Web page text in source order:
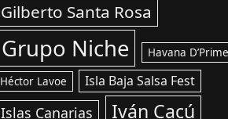
Gilberto Santa Rosa
Grupo Niche Havana
Héctor Lavoe Isla Baja Salsa Fest
Islas Canarias Iván Cacú